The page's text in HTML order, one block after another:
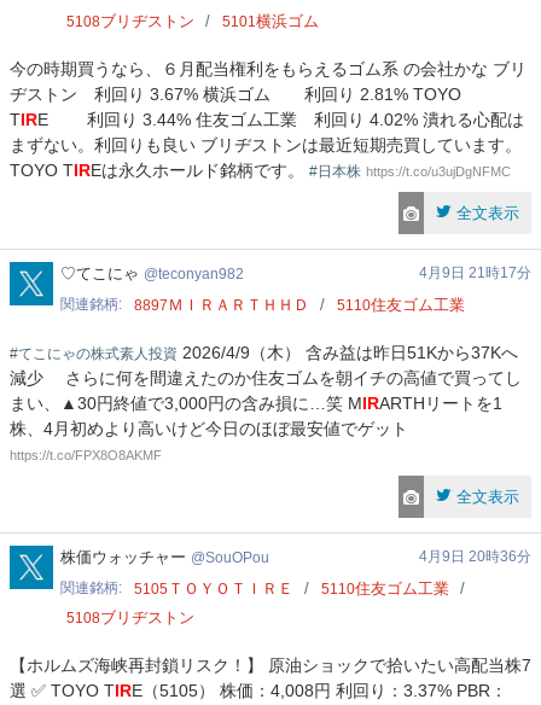
5108ブリヂストン 5101横浜ゴム
今の時期買うなら、６月配当権利をもらえるゴム系 の会社かな ブリ
ヂストン 利回り 3.67% 横浜ゴム 利回り 2.81% TOYO
TIRE 利回り 3.44% 住友ゴム工業 利回り 4.02% 潰れる心配は
まずない。利回りも良い ブリヂストンは最近短期売買しています。
TOYO TIREは永久ホールド銘柄です。 #日本株 https://t.co/u3ujDgNFMC
全文表示
teconyan982
♡てこにゃ teconyan982
4月9日 21時17分
関連銘柄
8897 ＭＩＲＡＲＴＨＨＤ 5110住友ゴム工業
#てこにゃの株式素人投資 2026/4/9（木） 含み益は昨日51Kから37Kへ
減少 さらに何を間違えたのか住友ゴムを朝イチの高値で買ってし
まい、▲30円終値で3,000円の含み損に…笑 MIRARTHリートを1
株、4月初めより高いけど今日のほぼ最安値でゲット
https://t.co/FPX8O8AKMF
全文表示
SouOPou
株価ウォッチャー SouOPou
4月9日 20時36分
関連銘柄
5105 ＴＯＹＯＴＩＲＥ 5110住友ゴム工業
5108ブリヂストン
【ホルムズ海峡再封鎖リスク！】 原油ショックで拾いたい高配当株7
選 ✅ TOYO TIRE（5105） 株価：4,008円 利回り：3.37% PBR：